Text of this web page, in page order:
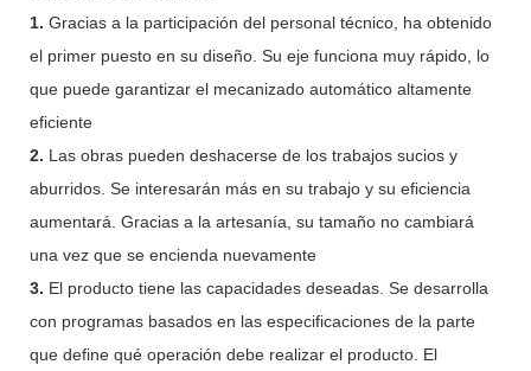
1. Gracias a la participación del personal técnico, ha obtenido
el primer puesto en su diseño. Su eje funciona muy rápido, lo
que puede garantizar el mecanizado automático altamente
eficiente
2. Las obras pueden deshacerse de los trabajos sucios y
aburridos. Se interesarán más en su trabajo y su eficiencia
aumentará. Gracias a la artesanía, su tamaño no cambiará
una vez que se encienda nuevamente
3. El producto tiene las capacidades deseadas. Se desarrolla
con programas basados en las especificaciones de la parte
que define qué operación debe realizar el producto. El